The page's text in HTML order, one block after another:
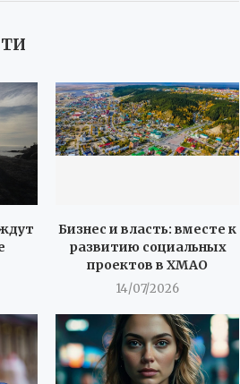
Бизнес и власть: вместе к
развитию социальных
проектов в ХМАО
14/07/2026